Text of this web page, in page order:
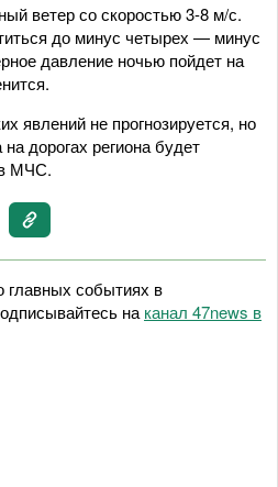
ветер со скоростью 3-8 м/с.
до минус четырех — минус
давление ночью пойдет на
явлений не прогнозируется, но
дорогах региона будет
МЧС.
главных событиях в
на канал 47news в